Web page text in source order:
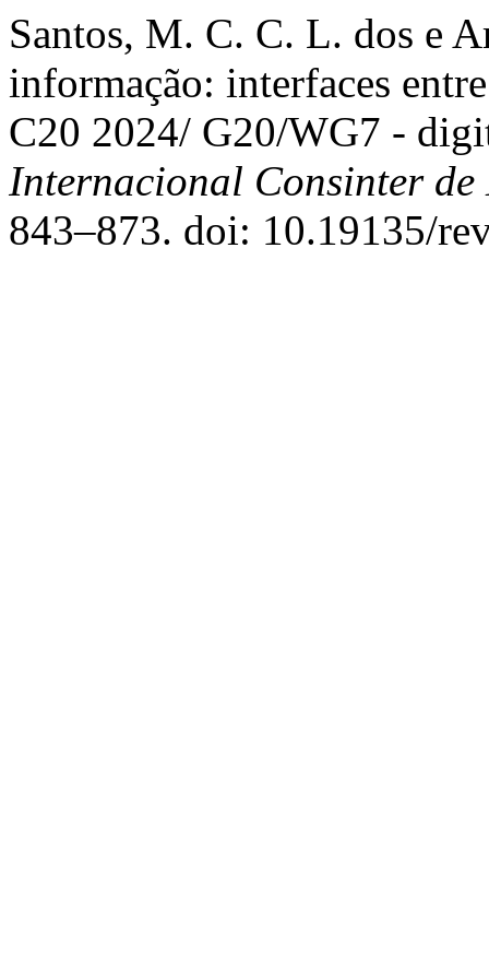
Santos, M. C. C. L. dos e
informação: interfaces
C20 2024/ G20/WG7 -
Internacional Consinter
843–873. doi: 10.19135/